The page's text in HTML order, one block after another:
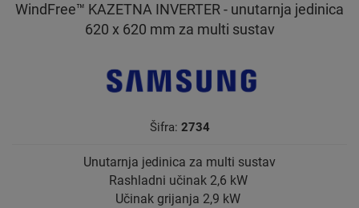
WindFree™ KAZETNA INVERTER - unutarnja jedinica
620 x 620 mm za multi sustav
Šifra: 2734
Unutarnja jedinica za multi sustav
Rashladni učinak 2,6 kW
Učinak grijanja 2,9 kW